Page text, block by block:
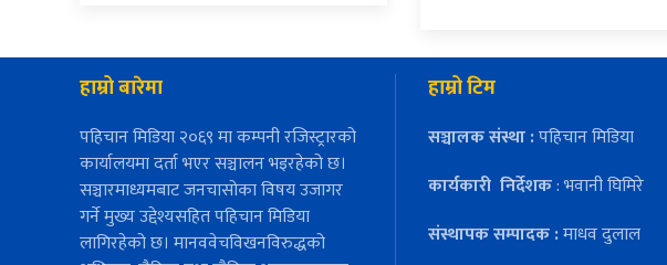
हाम्रो बारेमा
पहिचान मिडिया २०६९ मा कम्पनी रजिस्ट्रारको
कार्यालयमा दर्ता भएर सञ्चालन भइरहेको छ।
सञ्चारमाध्यमबाट जनचासोका विषय उजागर
गर्ने मुख्य उद्देश्यसहित पहिचान मिडिया
लागिरहेको छ। मानववेचविखनविरुद्धको
हाम्रो टिम
सञ्चालक संस्था :पहिचान मिडिया
कार्यकारी निर्देशक: भवानी घिमिरे
संस्थापक सम्पादक :माधव दुलाल